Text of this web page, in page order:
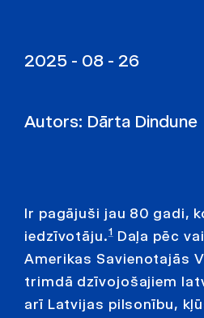
2025 - 08 - 26
Autors: Dārta Dindune
Ir pagājuši jau 80 gadi,
iedzīvotāju.1Daļa pēc
Amerikas Savienotajās
trimdā dzīvojošajiem
arī Latvijas pilsonību,